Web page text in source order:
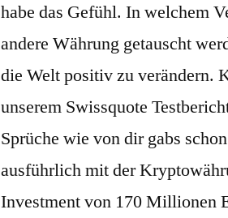
habe das Gefühl. In welchem
andere Währung getauscht
die Welt positiv zu verändern.
unserem Swissquote
Sprüche wie von dir gabs
ausführlich mit der
Investment von 170 Millionen